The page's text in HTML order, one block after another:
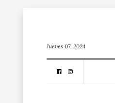
Jueves 07, 2024